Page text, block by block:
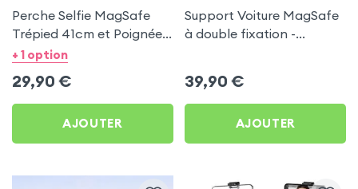
Perche Selfie MagSafe
Trépied 41cm et Poignée
Grip - Noir pour Sony
+ 1 option
29,90 €
AJOUTER
Support Voiture MagSafe
à double fixation -
39,90 €
AJOUTER